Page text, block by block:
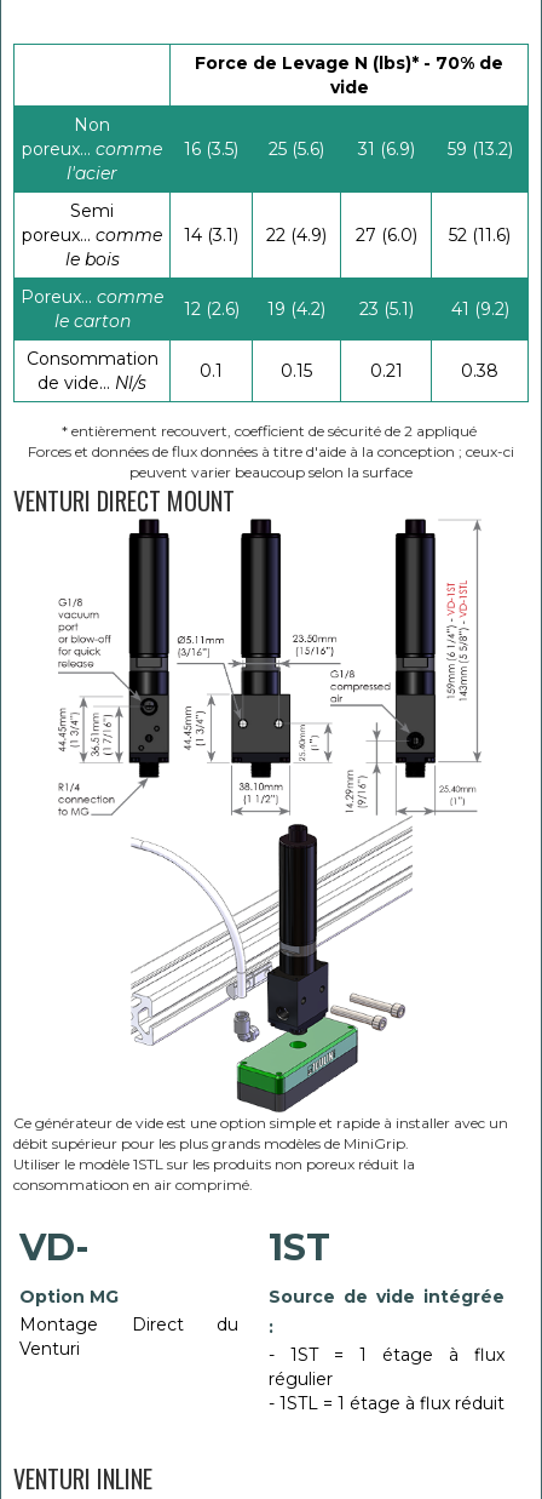
Force de Levage N (lbs)* - 70% de
vide
Non
poreux... comme
l'acier
16 (3.5) 25 (5.6) 31 (6.9) 59 (13.2)
Semi
poreux... comme
le bois
14 (3.1) 22 (4.9) 27 (6.0) 52 (11.6)
Poreux... comme
le carton
12 (2.6) 19 (4.2) 23 (5.1) 41 (9.2)
Consommation
de vide... Nl/s
0.1 0.15 0.21 0.38
* entièrement recouvert, coefficient de sécurité de 2 appliqué
Forces et données de flux données à titre d'aide à la conception ; ceux-ci
peuvent varier beaucoup selon la surface
VENTURI DIRECT MOUNT
Ce générateur de vide est une option simple et rapide à installer avec un
débit supérieur pour les plus grands modèles de MiniGrip.
Utiliser le modèle 1STL sur les produits non poreux réduit la
consommatioon en air comprimé.
VD- 1ST
Option MG
Montage Direct du
Venturi
Source de vide intégrée
:
- 1ST = 1 étage à flux
régulier
- 1STL = 1 étage à flux réduit
VENTURI INLINE